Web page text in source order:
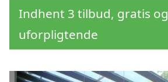
Indhent 3 tilbud, gratis og
uforpligtende